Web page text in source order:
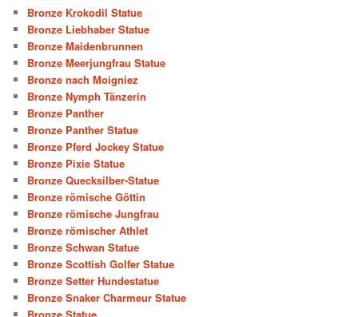
Bronze Krokodil Statue
Bronze Liebhaber Statue
Bronze Maidenbrunnen
Bronze Meerjungfrau Statue
Bronze nach Moigniez
Bronze Nymph Tänzerin
Bronze Panther
Bronze Panther Statue
Bronze Pferd Jockey Statue
Bronze Pixie Statue
Bronze Quecksilber-Statue
Bronze römische Göttin
Bronze römische Jungfrau
Bronze römischer Athlet
Bronze Schwan Statue
Bronze Scottish Golfer Statue
Bronze Setter Hundestatue
Bronze Snaker Charmeur Statue